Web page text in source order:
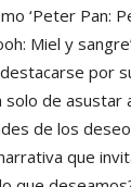
‘Peter Pan:
Miel y
destacarse por
de asustar
de los
que